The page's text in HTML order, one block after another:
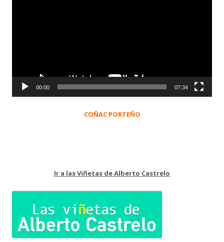
00:00 07:34
COÑAC PORTEÑO
Ir a las Viñetas de Alberto Castrelo